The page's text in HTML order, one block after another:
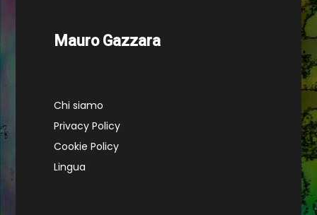
Mauro Gazzara
Chi siamo
Privacy Policy
Cookie Policy
Lingua